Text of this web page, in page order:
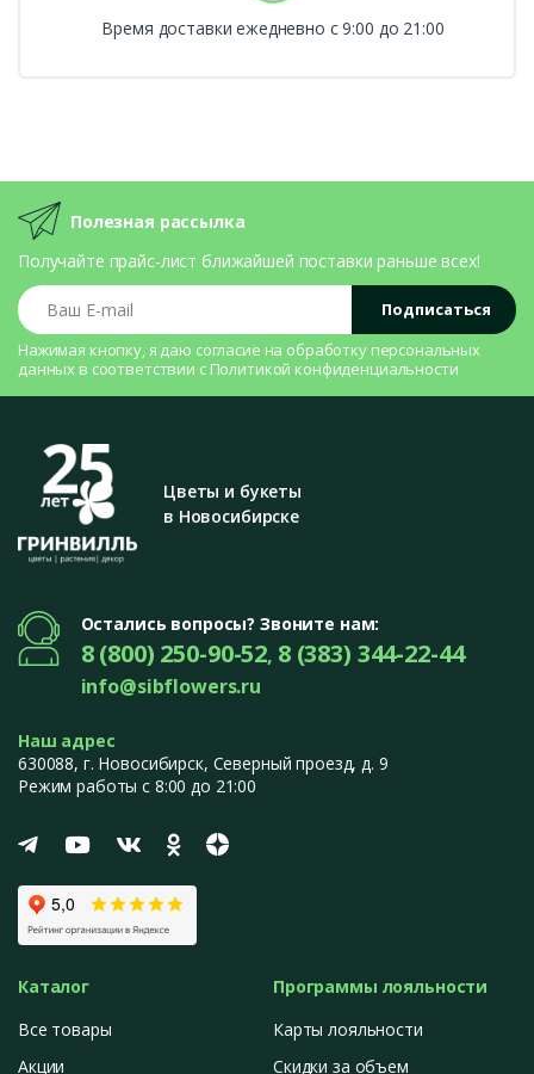
Время доставки ежедневно с 9:00 до 21:00
Полезная рассылка
Получайте прайс-лист ближайшей поставки раньше всех!
Ваш E-mail
Подписаться
Нажимая кнопку, я даю согласие на обработку персональных
данных в соответствии с Политикой конфиденциальности
Цветы и букеты
в Новосибирске
Остались вопросы? Звоните нам:
8 (800) 250-90-52, 8 (383) 344-22-44
info@sibflowers.ru
Наш адрес
630088, г. Новосибирск, Северный проезд, д. 9
Режим работы с 8:00 до 21:00
Каталог
Все товары
Акции
Программы лояльности
Карты лояльности
Скидки за объем